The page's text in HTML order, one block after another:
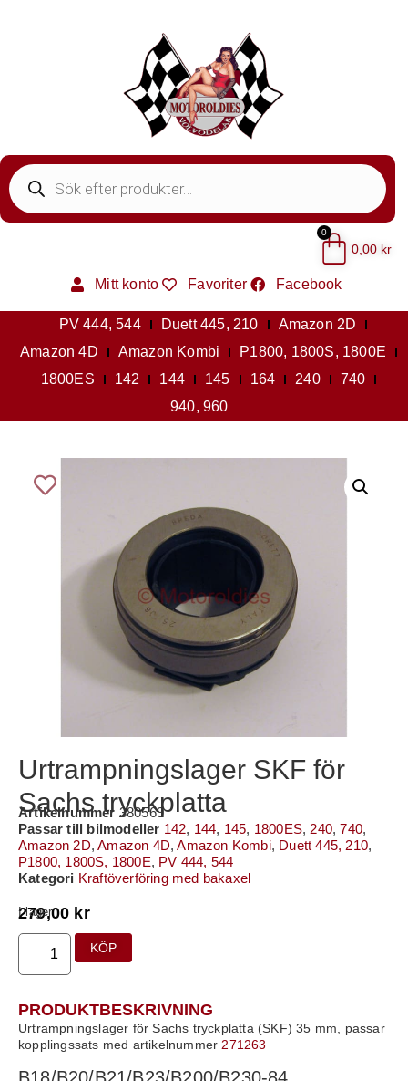
0,00 kr
0
Mitt konto Favoriter Facebook
PV 444, 544 Duett 445, 210
Amazon 2D
Amazon 4D
Amazon Kombi
P1800, 1800S, 1800E
1800ES
142 144 145 164 240
740
940, 960
Urtrampningslager SKF för
Sachs tryckplatta
Artikelnummer 380569
Passar till bilmodeller 142, 144, 145, 1800ES, 240,740,
Amazon 2D,Amazon 4D,Amazon Kombi, Duett 445, 210,
P1800, 1800S, 1800E, PV 444, 544
Kategori Kraftöverföring med bakaxel
279,00 kr
I lager
KÖP
PRODUKTBESKRIVNING
Urtrampningslager för Sachs tryckplatta (SKF) 35 mm, passar
kopplingssats med artikelnummer271263